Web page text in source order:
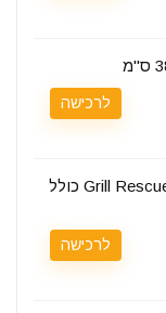
לרכישה
מברשת ניקוי קיטור לגריל Grill Rescue כולל
לרכישה